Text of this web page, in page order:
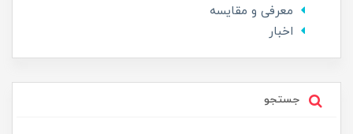
معرفی و مقایسه
اخبار
جستجو